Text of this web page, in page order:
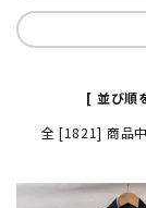
[ 並び順
全 [1821] 商品